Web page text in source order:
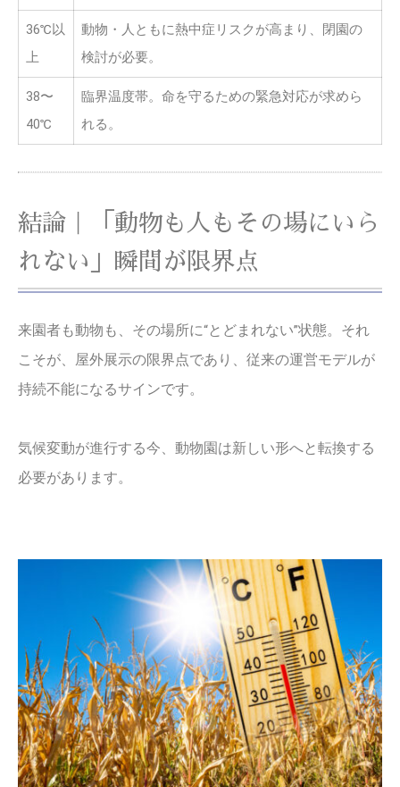
36℃以
上
動物・人ともに熱中症リスクが高まり、閉園の
検討が必要。
38〜
40℃
臨界温度帯。命を守るための緊急対応が求めら
れる。
結論｜「動物も人もその場にいら
れない」瞬間が限界点
来園者も動物も、その場所に“とどまれない”状態。それ
こそが、屋外展示の限界点であり、従来の運営モデルが
持続不能になるサインです。
気候変動が進行する今、動物園は新しい形へと転換する
必要があります。